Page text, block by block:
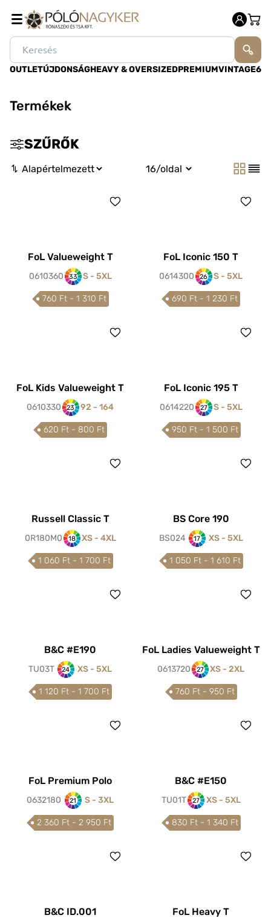
OUTLETÚJDONSÁGHEAVY & OVERSIZEDPREMIUMVINTAGE60
Termékek
SZŰRŐK
FoL Valueweight T
0610360 33 S - 5XL
760 Ft - 1 310 Ft
FoL Iconic 150 T
0614300 26 S - 5XL
690 Ft - 1 230 Ft
FoL Kids Valueweight T
0610330 23 92 - 164
620 Ft - 800 Ft
FoL Iconic 195 T
0614220 27 S - 5XL
950 Ft - 1 500 Ft
Russell Classic T
0R180M0 18 XS - 4XL
1 060 Ft - 1 700 Ft
BS Core 190
BS024 17 XS - 5XL
1 050 Ft - 1 610 Ft
B&C #E190
TU03T 24 XS - 5XL
1 120 Ft - 1 700 Ft
FoL Ladies Valueweight T
0613720 27 XS - 2XL
760 Ft - 950 Ft
FoL Premium Polo
0632180 21 S - 3XL
2 360 Ft - 2 950 Ft
B&C #E150
TU01T 27 XS - 5XL
830 Ft - 1 340 Ft
B&C ID.001 FoL Heavy T